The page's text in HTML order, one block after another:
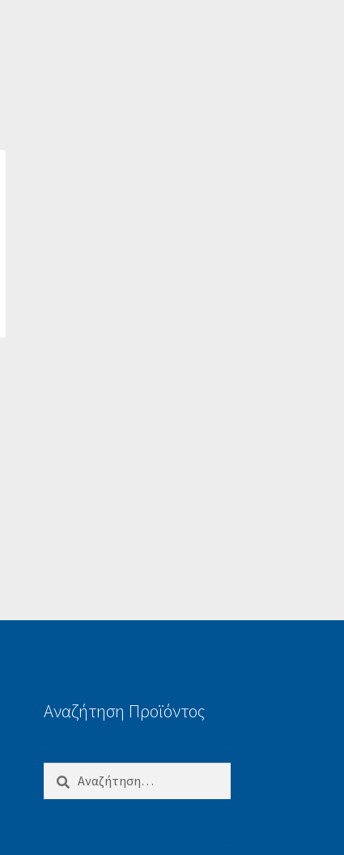
Αναζήτηση Προϊόντος
Αναζήτηση